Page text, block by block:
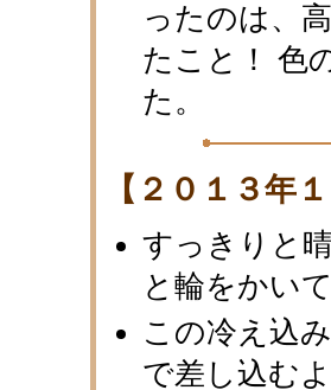
ったのは、
たこと！ 色
た。
【２０１３年
すっきりと
と輪をかい
この冷え込
で差し込む